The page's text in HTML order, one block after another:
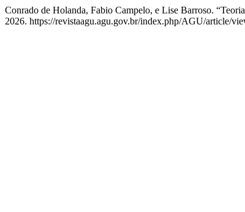
Conrado de Holanda, Fabio Campelo, e Lise Barroso.
2026. https://revistaagu.agu.gov.br/index.php/AGU/article/